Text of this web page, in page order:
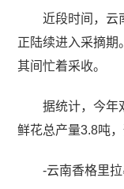
近段时间，云
正陆续进入采摘期
其间忙着采收。
据统计，今年
鲜花总产量3.8吨
-云南香格里